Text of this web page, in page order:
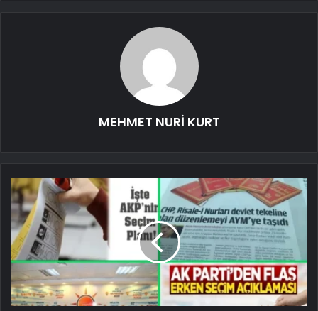
MEHMET NURİ KURT